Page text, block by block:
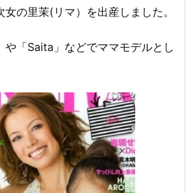
の里茉(リマ）を出産しました。
や「Saita」などでママモデルとし